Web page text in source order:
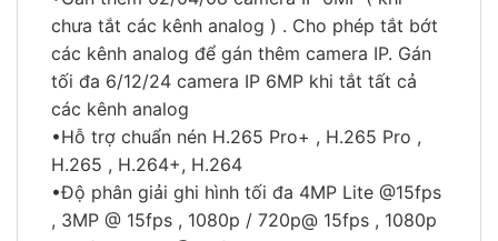
chưa tắt các kênh analog ) . Cho phép tắt bớt
các kênh analog để gán thêm camera IP. Gán
tối đa 6/12/24 camera IP 6MP khi tắt tất cả
các kênh analog
•Hỗ trợ chuẩn nén H.265 Pro+ , H.265 Pro ,
H.265 , H.264+, H.264
•Độ phân giải ghi hình tối đa 4MP Lite @15fps
, 3MP @ 15fps , 1080p / 720p@ 15fps , 1080p